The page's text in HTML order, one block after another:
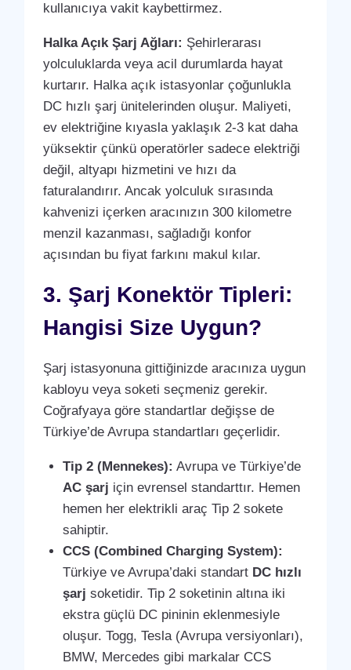
kullanıcıya vakit kaybettirmez.
Halka Açık Şarj Ağları: Şehirlerarası
yolculuklarda veya acil durumlarda hayat
kurtarır. Halka açık istasyonlar çoğunlukla
DC hızlı şarj ünitelerinden oluşur. Maliyeti,
ev elektriğine kıyasla yaklaşık 2-3 kat daha
yüksektir çünkü operatörler sadece elektriği
değil, altyapı hizmetini ve hızı da
faturalandırır. Ancak yolculuk sırasında
kahvenizi içerken aracınızın 300 kilometre
menzil kazanması, sağladığı konfor
açısından bu fiyat farkını makul kılar.
3. Şarj Konektör Tipleri:
Hangisi Size Uygun?
Şarj istasyonuna gittiğinizde aracınıza uygun
kabloyu veya soketi seçmeniz gerekir.
Coğrafyaya göre standartlar değişse de
Türkiye’de Avrupa standartları geçerlidir.
Tip 2 (Mennekes): Avrupa ve Türkiye’de
AC şarj için evrensel standarttır. Hemen
hemen her elektrikli araç Tip 2 sokete
sahiptir.
CCS (Combined Charging System):
Türkiye ve Avrupa’daki standart DC hızlı
şarj soketidir. Tip 2 soketinin altına iki
ekstra güçlü DC pininin eklenmesiyle
oluşur. Togg, Tesla (Avrupa versiyonları),
BMW, Mercedes gibi markalar CCS